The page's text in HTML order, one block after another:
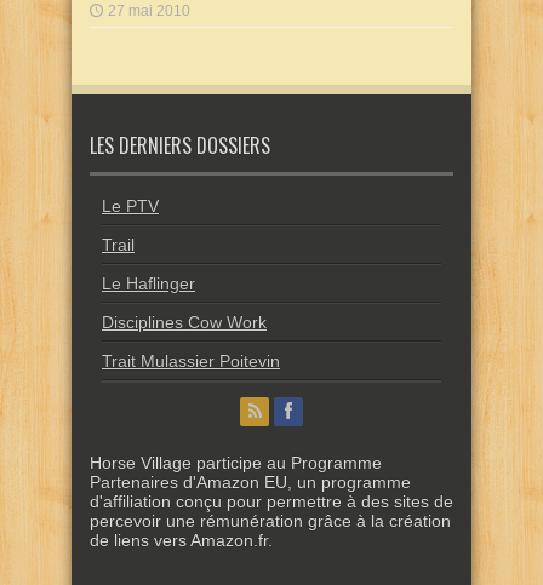
27 mai 2010
LES DERNIERS DOSSIERS
Le PTV
Trail
Le Haflinger
Disciplines Cow Work
Trait Mulassier Poitevin
Horse Village participe au Programme
Partenaires d'Amazon EU, un programme
d'affiliation conçu pour permettre à des sites de
percevoir une rémunération grâce à la création
de liens vers Amazon.fr.